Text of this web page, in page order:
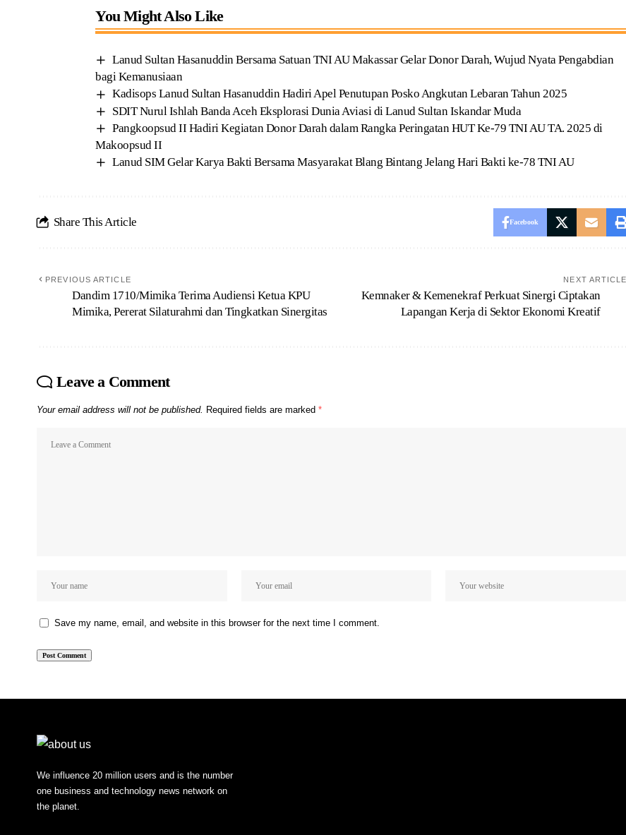
You Might Also Like
Lanud Sultan Hasanuddin Bersama Satuan TNI AU Makassar Gelar Donor Darah, Wujud Nyata Pengabdian
bagi Kemanusiaan
Kadisops Lanud Sultan Hasanuddin Hadiri Apel Penutupan Posko Angkutan Lebaran Tahun 2025
SDIT Nurul Ishlah Banda Aceh Eksplorasi Dunia Aviasi di Lanud Sultan Iskandar Muda
Pangkoopsud II Hadiri Kegiatan Donor Darah dalam Rangka Peringatan HUT Ke-79 TNI AU TA. 2025 di
Makoopsud II
Lanud SIM Gelar Karya Bakti Bersama Masyarakat Blang Bintang Jelang Hari Bakti ke-78 TNI AU
Share This Article Facebook
PREVIOUS ARTICLE
Dandim 1710/Mimika Terima Audiensi Ketua KPU
Mimika, Pererat Silaturahmi dan Tingkatkan Sinergitas
NEXT ARTICLE
Kemnaker & Kemenekraf Perkuat Sinergi Ciptakan
Lapangan Kerja di Sektor Ekonomi Kreatif
Leave a Comment
Your email address will not be published. Required fields are marked *
Save my name, email, and website in this browser for the next time I comment.
We influence 20 million users and is the number
one business and technology news network on
the planet.